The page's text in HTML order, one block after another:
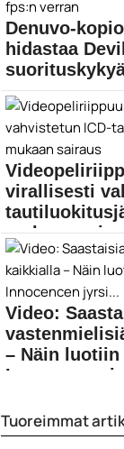
Denuvo-
hidastaa
verran
Devil May Cry 5:n
Denuvo
virallisesti
mukaan
Maailman
kansainvälisen ICD-
peliriippuvuus
Video:
– Näin luotiin
Innocencen
A Plague Tale:
Tuoreimmat